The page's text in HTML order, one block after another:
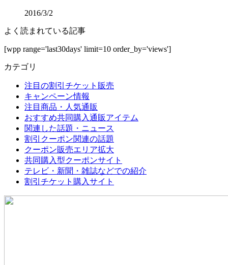
2016/3/2
よく読まれている記事
[wpp range='last30days' limit=10 order_by='views']
カテゴリ
注目の割引チケット販売
キャンペーン情報
注目商品・人気通販
おすすめ共同購入通販アイテム
関連した話題・ニュース
割引クーポン関連の話題
クーポン販売エリア拡大
共同購入型クーポンサイト
テレビ・新聞・雑誌などでの紹介
割引チケット購入サイト